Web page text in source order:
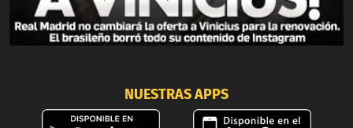
NUESTRAS APPS